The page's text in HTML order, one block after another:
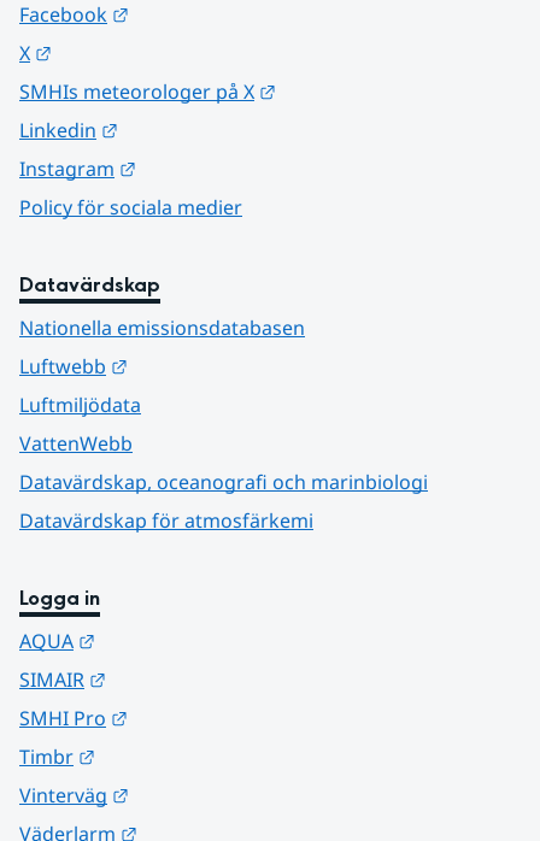
Facebook
X
SMHIs meteorologer på X
Linkedin
Instagram
Policy för sociala medier
Datavärdskap
Nationella emissionsdatabasen
Luftwebb
Luftmiljödata
VattenWebb
Datavärdskap, oceanografi och marinbiologi
Datavärdskap för atmosfärkemi
Logga in
AQUA
SIMAIR
SMHI Pro
Timbr
Vinterväg
Väderlarm